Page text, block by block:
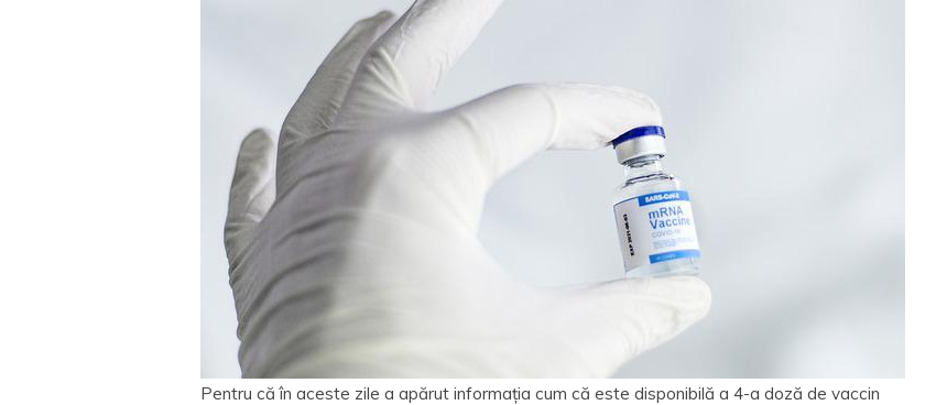
Pentru că în aceste zile a apărut informația cum că este disponibilă a 4-a doză de vaccin